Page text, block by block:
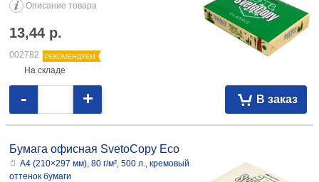
Описание товара
13,44 р.
002782 РЕКОМЕНДУЕМ
На складе
В заказ
- +
Бумага офисная SvetoCopy Eco
А4 (210×297 мм), 80 г/м², 500 л., кремовый
оттенок бумаги